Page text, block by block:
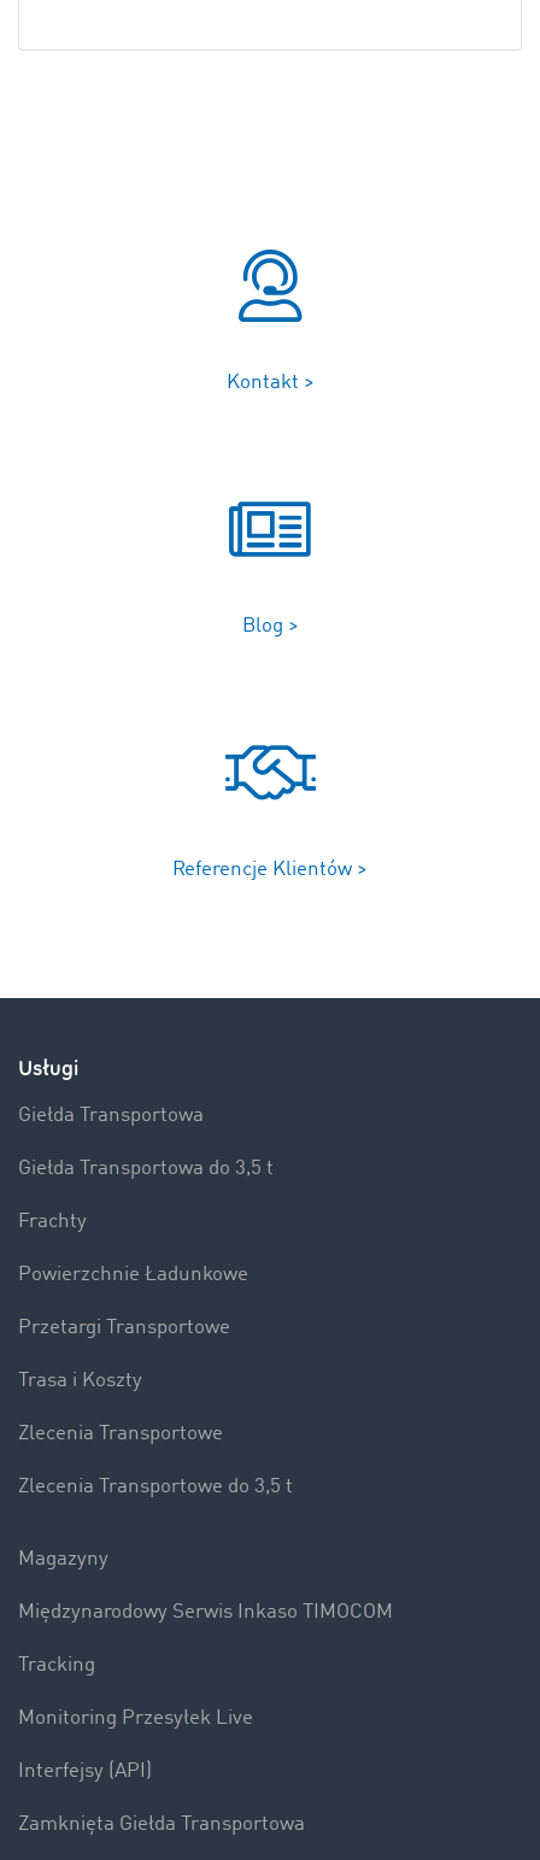
Kontakt >
Blog >
Referencje Klientów >
Usługi
Giełda Transportowa
Giełda Transportowa do 3,5 t
Frachty
Powierzchnie Ładunkowe
Przetargi Transportowe
Trasa i Koszty
Zlecenia Transportowe
Zlecenia Transportowe do 3,5 t
Magazyny
Międzynarodowy Serwis Inkaso TIMOCOM
Tracking
Monitoring Przesyłek Live
Interfejsy (API)
Zamknięta Giełda Transportowa